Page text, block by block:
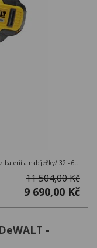
Bezuhlíková dokončovací hřebíkovačka 18,0 V XR / bez baterií a nabíječky/ 32 - 63 mm / kufr TSTAK
11 504,00 Kč
9 690,00 Kč
-